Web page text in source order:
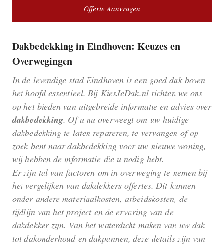
Offerte Aanvragen
Dakbedekking in Eindhoven: Keuzes en
Overwegingen
In de levendige stad Eindhoven is een goed dak boven
het hoofd essentieel. Bij KiesJeDak.nl richten we ons
op het bieden van uitgebreide informatie en advies over
dakbedekking. Of u nu overweegt om uw huidige
dakbedekking te laten repareren, te vervangen of op
zoek bent naar dakbedekking voor uw nieuwe woning,
wij hebben de informatie die u nodig hebt.
Er zijn tal van factoren om in overweging te nemen bij
het vergelijken van dakdekkers offertes. Dit kunnen
onder andere materiaalkosten, arbeidskosten, de
tijdlijn van het project en de ervaring van de
dakdekker zijn. Van het waterdicht maken van uw dak
tot dakonderhoud en dakpannen, deze details zijn van